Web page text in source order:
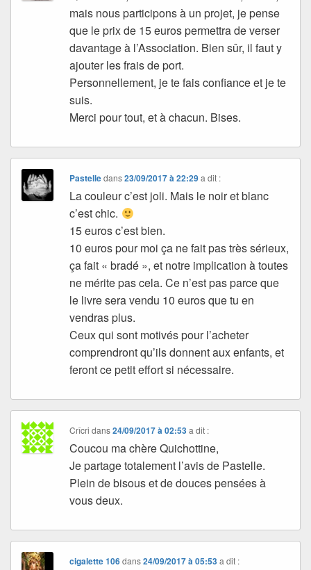
mais nous participons à un projet, je pense
que le prix de 15 euros permettra de verser
davantage à l’Association. Bien sûr, il faut y
ajouter les frais de port.
Personnellement, je te fais confiance et je te
suis.
Merci pour tout, et à chacun. Bises.
Pastelledans23/09/2017 à 22:29 a dit :
La couleur c’est joli. Mais le noir et blanc
c’est chic.
15 euros c’est bien.
10 euros pour moi ça ne fait pas très sérieux,
ça fait « bradé », et notre implication à toutes
ne mérite pas cela. Ce n’est pas parce que
le livre sera vendu 10 euros que tu en
vendras plus.
Ceux qui sont motivés pour l’acheter
comprendront qu’ils donnent aux enfants, et
feront ce petit effort si nécessaire.
Crîcri dans24/09/2017 à 02:53 a dit :
Coucou ma chère Quichottine,
Je partage totalement l’avis de Pastelle.
Plein de bisous et de douces pensées à
vous deux.
cigalette 106dans24/09/2017 à 05:53 a dit :